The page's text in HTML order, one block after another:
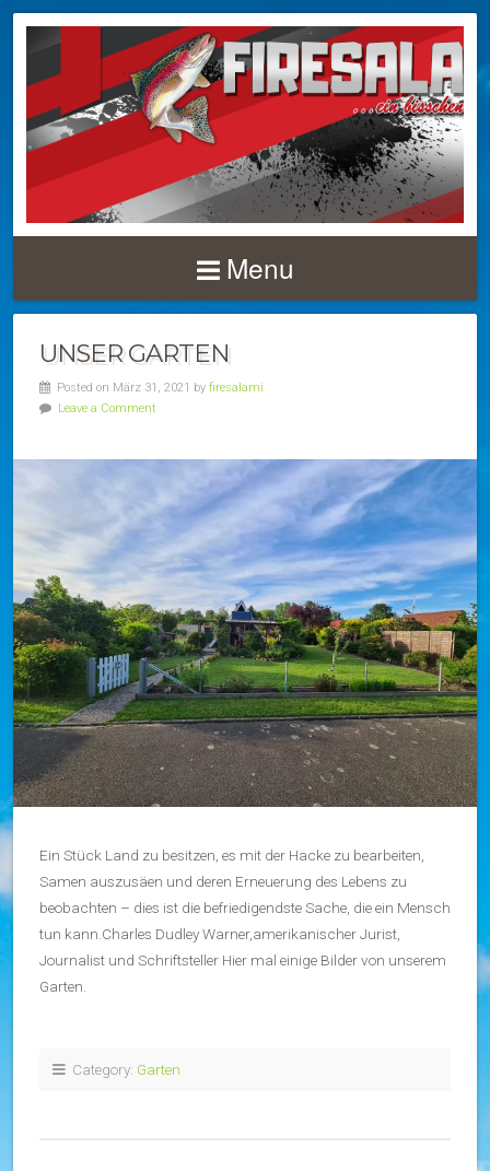
Menu
UNSER GARTEN
Posted on März 31, 2021 by firesalami
Leave a Comment
Ein Stück Land zu besitzen, es mit der Hacke zu bearbeiten,
Samen auszusäen und deren Erneuerung des Lebens zu
beobachten – dies ist die befriedigendste Sache, die ein Mensch
tun kann.Charles Dudley Warner,amerikanischer Jurist,
Journalist und Schriftsteller Hier mal einige Bilder von unserem
Garten.
Category: Garten